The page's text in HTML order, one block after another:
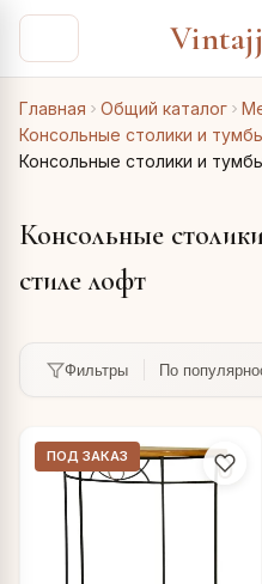
Vintajj
Главная Общий каталог
Консольные столики и
Консольные столики и
Консольные
стиле лофт
Фильтры
ПОД ЗАКАЗ